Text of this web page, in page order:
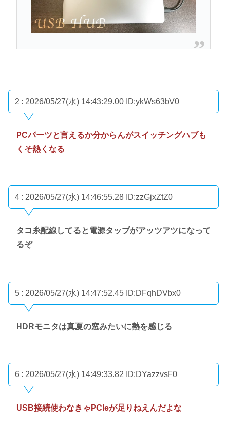
2 : 2026/05/27(水) 14:43:29.00 ID:ykWs63bV0
PCパーツと言えるか分からんがスイッチングハブも
くそ熱くなる
4 : 2026/05/27(水) 14:46:55.28 ID:zzGjxZtZ0
タコ糸配線してると電源タップがアッツアツになって
るぞ
5 : 2026/05/27(水) 14:47:52.45 ID:DFqhDVbx0
HDRモニタは真夏の窓みたいに熱を感じる
6 : 2026/05/27(水) 14:49:33.82 ID:DYazzvsF0
USB接続使わなきゃPCIeが足りねえんだよな